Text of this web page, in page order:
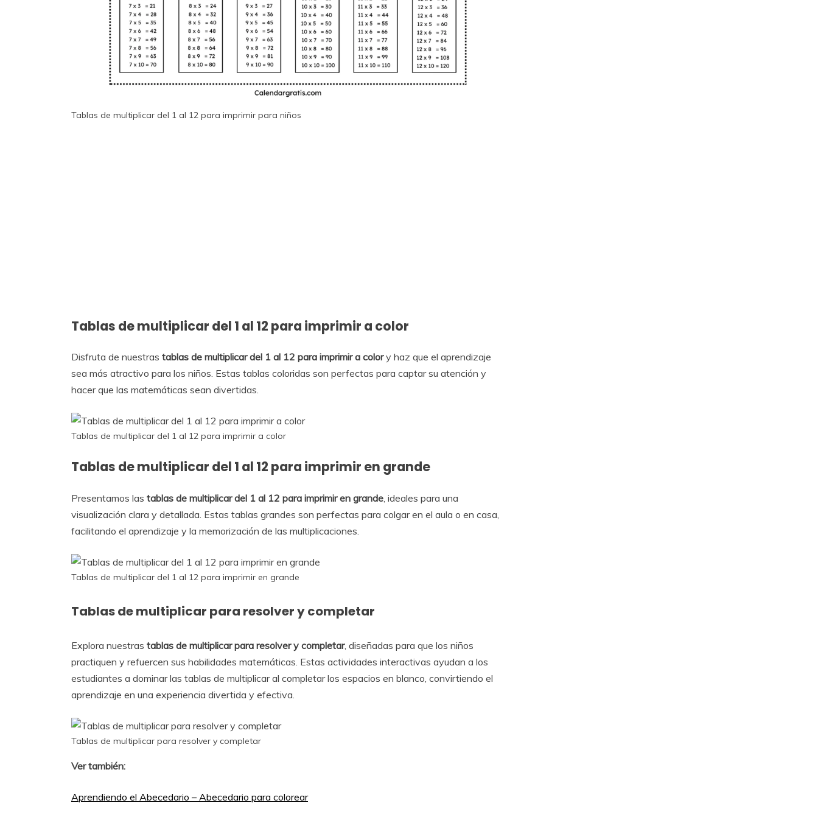
Tablas de multiplicar del 1 al 12 para imprimir para niños
Tablas de multiplicar del 1 al 12 para imprimir a color
Disfruta de nuestras tablas de multiplicar del 1 al 12 para imprimir a colory haz que el aprendizaje
sea más atractivo para los niños. Estas tablas coloridas son perfectas para captar su atención y
hacer que las matemáticas sean divertidas.
Tablas de multiplicar del 1 al 12 para imprimir a color
Tablas de multiplicar del 1 al 12 para imprimir en grande
Presentamos las tablas de multiplicar del 1 al 12 para imprimir en grande, ideales para una
visualización clara y detallada. Estas tablas grandes son perfectas para colgar en el aula o en casa,
facilitando el aprendizaje y la memorización de las multiplicaciones.
Tablas de multiplicar del 1 al 12 para imprimir en grande
Tablas de multiplicar para resolver y completar
Explora nuestras tablas de multiplicar para resolver y completar, diseñadas para que los niños
practiquen y refuercen sus habilidades matemáticas. Estas actividades interactivas ayudan a los
estudiantes a dominar las tablas de multiplicar al completar los espacios en blanco, convirtiendo el
aprendizaje en una experiencia divertida y efectiva.
Tablas de multiplicar para resolver y completar
Ver también:
Aprendiendo el Abecedario – Abecedario para colorear